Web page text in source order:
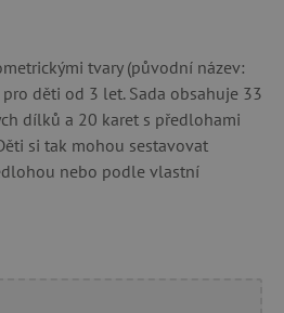
tvary (původní název:
pro děti od 3 let. Sada obsahuje 33
dílků a 20 karet s předlohami
si tak mohou sestavovat
nebo podle vlastní